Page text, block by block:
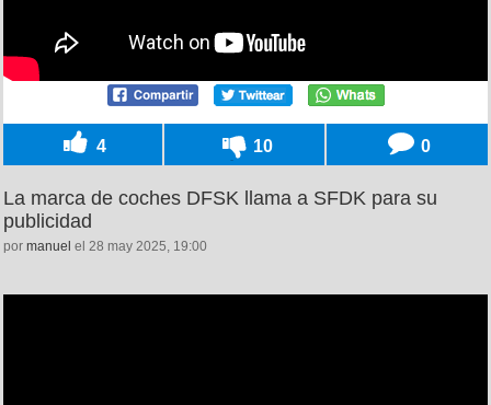
4 10 0
La marca de coches DFSK llama a SFDK para su
publicidad
por manuel el 28 may 2025, 19:00